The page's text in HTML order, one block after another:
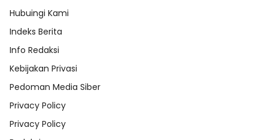
Hubuingi Kami
Indeks Berita
Info Redaksi
Kebijakan Privasi
Pedoman Media Siber
Privacy Policy
Privacy Policy